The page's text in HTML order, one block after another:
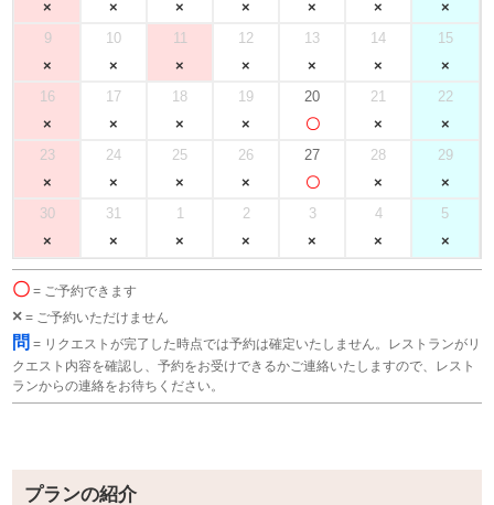
9 10 11 12 13 14 15
16 17 18 19 20 21 22
23 24 25 26 27 28 29
30 31 1 2 3 4 5
〇 = ご予約できます
× = ご予約いただけません
問 = リクエストが完了した時点では予約は確定いたしません。レストランがリ
クエスト内容を確認し、予約をお受けできるかご連絡いたしますので、レスト
ランからの連絡をお待ちください。
プランの紹介